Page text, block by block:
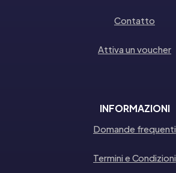
Contatto
Attiva un voucher
INFORMAZIONI
Domande frequenti
Termini e Condizioni